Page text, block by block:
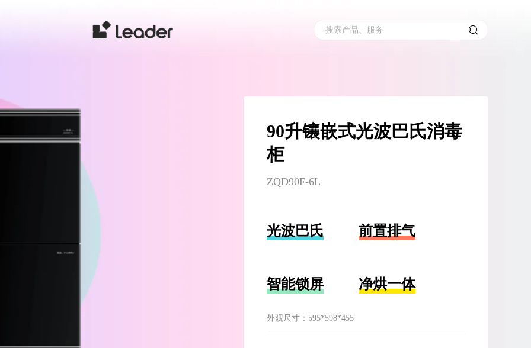
搜索产品、服务
90升镶嵌式光波巴氏消毒
柜
ZQD90F-6L
光波巴氏 前置排气
智能锁屏 净烘一体
外观尺寸： 595*598*455